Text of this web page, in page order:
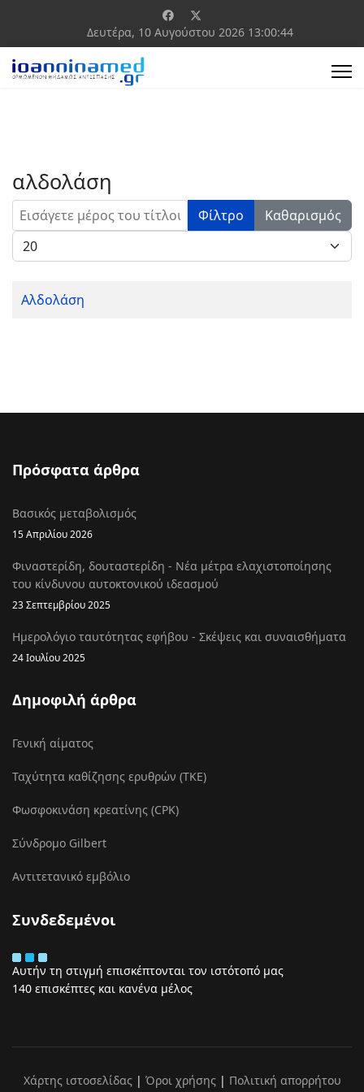
Δευτέρα, 10 Αυγούστου 2026 13:00:44
αλδολάση
Εισάγετε μέρος του τίτλου. Φίλτρο
Καθαρισμός
Εμφάνιση #
Αλδολάση
Πρόσφατα άρθρα
Βασικός μεταβολισμός
15 Απριλίου 2026
Φιναστερίδη, δουταστερίδη - Νέα μέτρα ελαχιστοποίησης
του κίνδυνου αυτοκτονικού ιδεασμού
23 Σεπτεμβρίου 2025
Ημερολόγιο ταυτότητας εφήβου - Σκέψεις και συναισθήματα
24 Ιουλίου 2025
Δημοφιλή άρθρα
Γενική αίματος
Ταχύτητα καθίζησης ερυθρών (ΤΚΕ)
Φωσφοκινάση κρεατίνης (CPK)
Σύνδρομο Gilbert
Αντιτετανικό εμβόλιο
Συνδεδεμένοι
Αυτήν τη στιγμή επισκέπτονται τον ιστότοπό μας
140 επισκέπτες και κανένα μέλος
Χάρτης ιστοσελίδας| Όροι χρήσης| Πολιτική απορρήτου